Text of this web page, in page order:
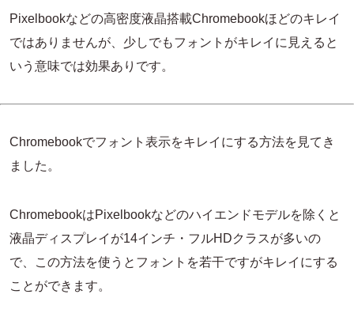
Pixelbookなどの高密度液晶搭載Chromebookほどのキレイ
ではありませんが、少しでもフォントがキレイに見えると
いう意味では効果ありです。
Chromebookでフォント表示をキレイにする方法を見てき
ました。
ChromebookはPixelbookなどのハイエンドモデルを除くと
液晶ディスプレイが14インチ・フルHDクラスが多いの
で、この方法を使うとフォントを若干ですがキレイにする
ことができます。